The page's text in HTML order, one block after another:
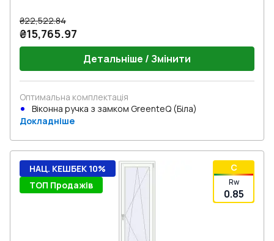
₴22,522.84
₴15,765.97
Детальніше / Змінити
Оптимальна комплектація
Віконна ручка з замком GreenteQ (Біла)
Докладніше
C
Rw
0.85
НАЦ. КЕШБЕК 10%
ТОП Продажів